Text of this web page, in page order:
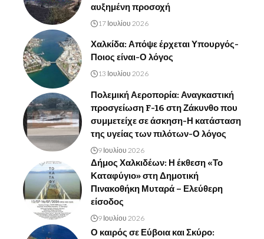
αυξημένη προσοχή
17 Ιουλίου 2026
Χαλκίδα: Απόψε έρχεται Υπουργός-
Ποιος είναι-Ο λόγος
13 Ιουλίου 2026
Πολεμική Αεροπορία: Αναγκαστική
προσγείωση F-16 στη Ζάκυνθο που
συμμετείχε σε άσκηση-Η κατάσταση
της υγείας των πιλότων-Ο λόγος
9 Ιουλίου 2026
Δήμος Χαλκιδέων: Η έκθεση «Το
Καταφύγιο» στη Δημοτική
Πινακοθήκη Μυταρά – Ελεύθερη
είσοδος
9 Ιουλίου 2026
Ο καιρός σε Εύβοια και Σκύρο: